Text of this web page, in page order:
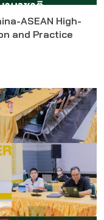
ASEAN High-
and Practice